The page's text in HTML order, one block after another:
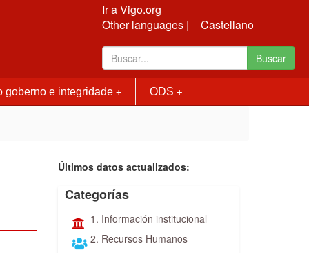
Ir a Vigo.org
Other languages |
Castellano
Buscar
+
goberno e integridade +
ODS
Últimos datos actualizados:
Categorías
1. Información institucional
2. Recursos Humanos